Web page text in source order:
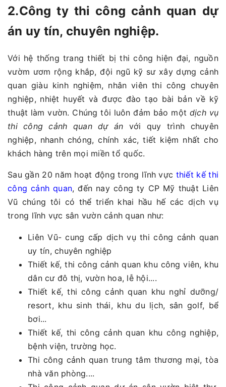
2.Công ty thi công cảnh quan dự
án uy tín, chuyên nghiệp.
Với hệ thống trang thiết bị thi công hiện đại, nguồn
vườm ươm rộng khắp, đội ngũ kỹ sư xây dựng cảnh
quan giàu kinh nghiệm, nhân viên thi công chuyên
nghiệp, nhiệt huyết và được đào tạo bài bản về kỹ
thuật làm vườn. Chúng tôi luôn đảm bảo một dịch vụ
thi công cảnh quan dự án với quy trình chuyên
nghiệp, nhanh chóng, chính xác, tiết kiệm nhất cho
khách hàng trên mọi miền tổ quốc.
Sau gần 20 năm hoạt động trong lĩnh vực thiết kế thi
công cảnh quan, đến nay công ty CP Mỹ thuật Liên
Vũ chúng tôi có thể triển khai hầu hế các dịch vụ
trong lĩnh vực sân vườn cảnh quan như:
Liên Vũ- cung cấp dịch vụ thi công cảnh quan
uy tín, chuyên nghiệp
Thiết kế, thi công cảnh quan khu công viên, khu
dân cư đô thị, vườn hoa, lễ hội....
Thiết kế, thi công cảnh quan khu nghỉ dưỡng/
resort, khu sinh thái, khu du lịch, sân golf, bể
bơi...
Thiết kế, thi công cảnh quan khu công nghiệp,
bệnh viện, trường học.
Thi công cảnh quan trung tâm thương mại, tòa
nhà văn phòng....